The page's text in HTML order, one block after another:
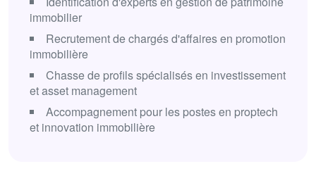
immobilier
Recrutement de chargés d'affaires en promotion
immobilière
Chasse de profils spécialisés en investissement
et asset management
Accompagnement pour les postes en proptech
et innovation immobilière